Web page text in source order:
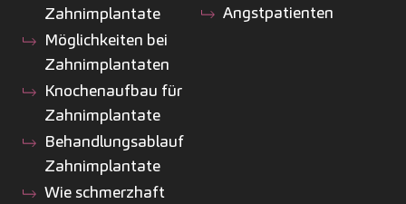
Zahnimplantate
Möglichkeiten bei
Zahnimplantaten
Knochenaufbau für
Zahnimplantate
Behandlungsablauf
Zahnimplantate
Wie schmerzhaft
Angstpatienten